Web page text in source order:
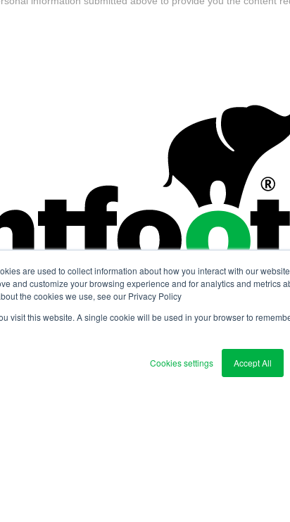
are used to collect information about how you interact with our
and customize your browsing experience and for analytics and metrics
the cookies we use, see our Privacy Policy
visit this website. A single cookie will be used in your browser to
Cookies settings Accept All